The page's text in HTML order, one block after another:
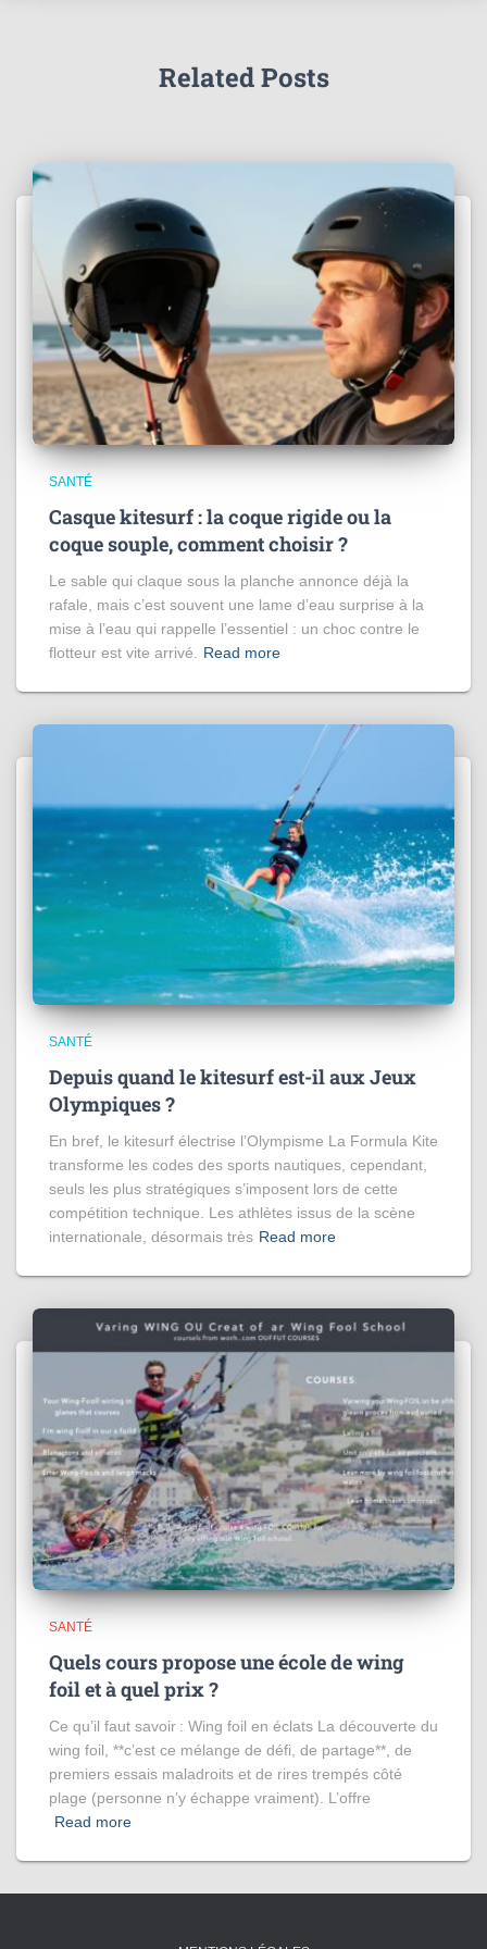
Related Posts
SANTÉ
Casque kitesurf : la coque rigide ou la
coque souple, comment choisir ?
Le sable qui claque sous la planche annonce déjà la
rafale, mais c’est souvent une lame d’eau surprise à la
mise à l’eau qui rappelle l’essentiel : un choc contre le
flotteur est vite arrivé.
Read more
SANTÉ
Depuis quand le kitesurf est-il aux Jeux
Olympiques ?
En bref, le kitesurf électrise l’Olympisme La Formula Kite
transforme les codes des sports nautiques, cependant,
seuls les plus stratégiques s’imposent lors de cette
compétition technique. Les athlètes issus de la scène
internationale, désormais très Read more
SANTÉ
Quels cours propose une école de wing
foil et à quel prix ?
Ce qu’il faut savoir : Wing foil en éclats La découverte du
wing foil, **c’est ce mélange de défi, de partage**, de
premiers essais maladroits et de rires trempés côté
plage (personne n’y échappe vraiment). L’offre
Read more